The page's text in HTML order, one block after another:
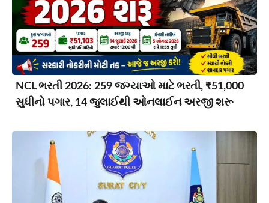
NCL ભરતી 2026: 259 જગ્યાઓ માટે ભરતી, ₹51,000
સુધીનો પગાર, 14 જુલાઈથી ઓનલાઈન અરજી શરૂ